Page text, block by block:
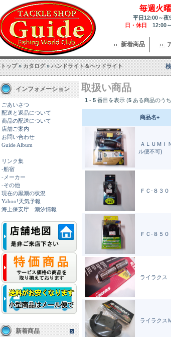
毎週火
平日12:00～夜
日・休日 12:00
新着商品
トップ»カタログ»ハンドライト＆ヘッドライト
インフォメーション
ごあいさつ
配送と返品について
商品の配送について
店舗ご案内
お問い合わせ
Guide Album
リンク集
-船宿
-メーカー
-その他
現在の黒潮の状況
Yahoo!天気予報
海上保安庁 潮汐情報
新着商品
取扱い商品
1 - 5 番目を表示 (5 ある商品のう
商品名+
ＡＬＵＭ
ル便不可)
ＦＣ-８３
ＦＣ-８５
ライラク
ライラクス